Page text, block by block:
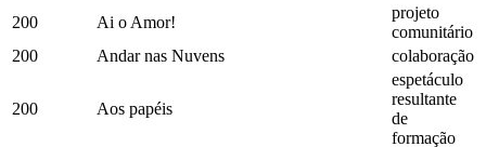
200
Ai o Amor!
projeto
comunitário
200
Andar nas Nuvens colaboração
200 Aos papéis
espetáculo
resultante
de
formação